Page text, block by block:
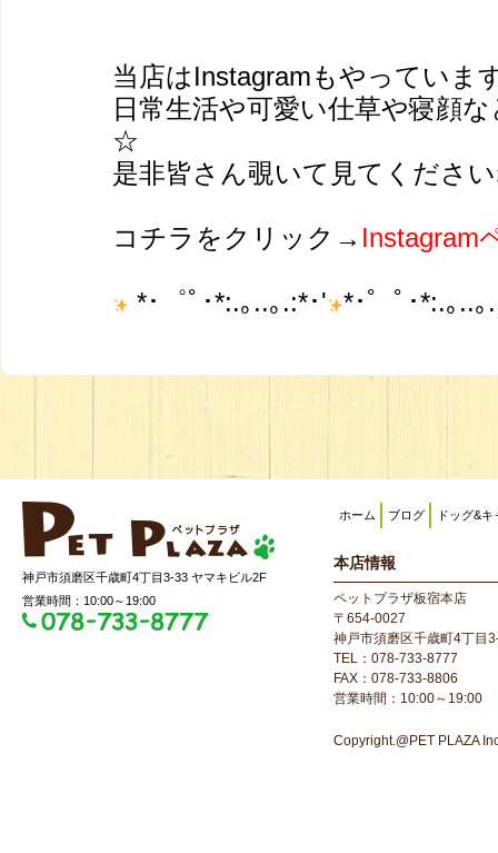
当店はInstagramもやっていま
日常生活や可愛い仕草や寝顔
☆
是非皆さん覗いて見てください
コチラをクリック→ Instagram
*･゜ﾟ･*:.｡..｡.:*･' *･゜ﾟ･*:.｡..｡
神戸市須磨区千歳町4丁目3-33 ヤマキビル2F
営業時間：10:00～19:00
ホーム ブログ ドッグ&キ
本店情報
ペットプラザ板宿本店
〒654-0027
神戸市須磨区千歳町4丁目
TEL：078-733-8777
FAX：078-733-8806
営業時間：10:00～19:00
Copyright.@PET PLAZA